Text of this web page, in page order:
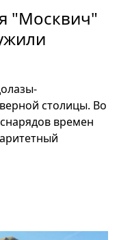
"Москвич"
столицы. Во
времен